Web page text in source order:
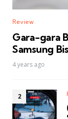
Review
Gara-gara
Samsung
4 years ago